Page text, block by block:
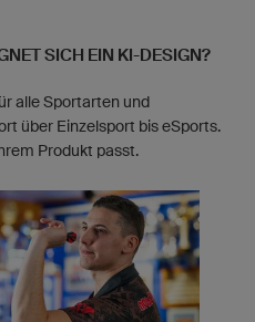
SICH EIN KI-DESIGN?
alle Sportarten und
über Einzelsport bis eSports.
Produkt passt.